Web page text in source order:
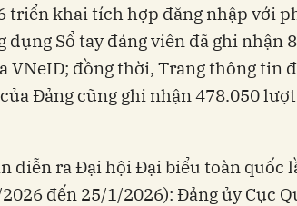
triển khai tích hợp đăng nhập với
dụng Sổ tay đảng viên đã ghi nhận
VNeID; đồng thời, Trang thông tin
Đảng cũng ghi nhận 478.050
diễn ra Đại hội Đại biểu toàn quốc
đến 25/1/2026): Đảng ủy Cục